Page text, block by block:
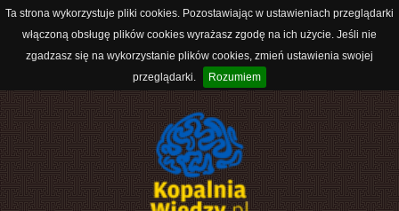
Ta strona wykorzystuje pliki cookies. Pozostawiając w ustawieniach przeglądarki
włączoną obsługę plików cookies wyrażasz zgodę na ich użycie. Jeśli nie
zgadzasz się na wykorzystanie plików cookies, zmień ustawienia swojej
przeglądarki.
Rozumiem